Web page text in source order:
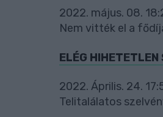
2022. május. 08.
Nem vitték el a
ELÉG HIHETETLEN
2022. Április. 24.
Telitalálatos